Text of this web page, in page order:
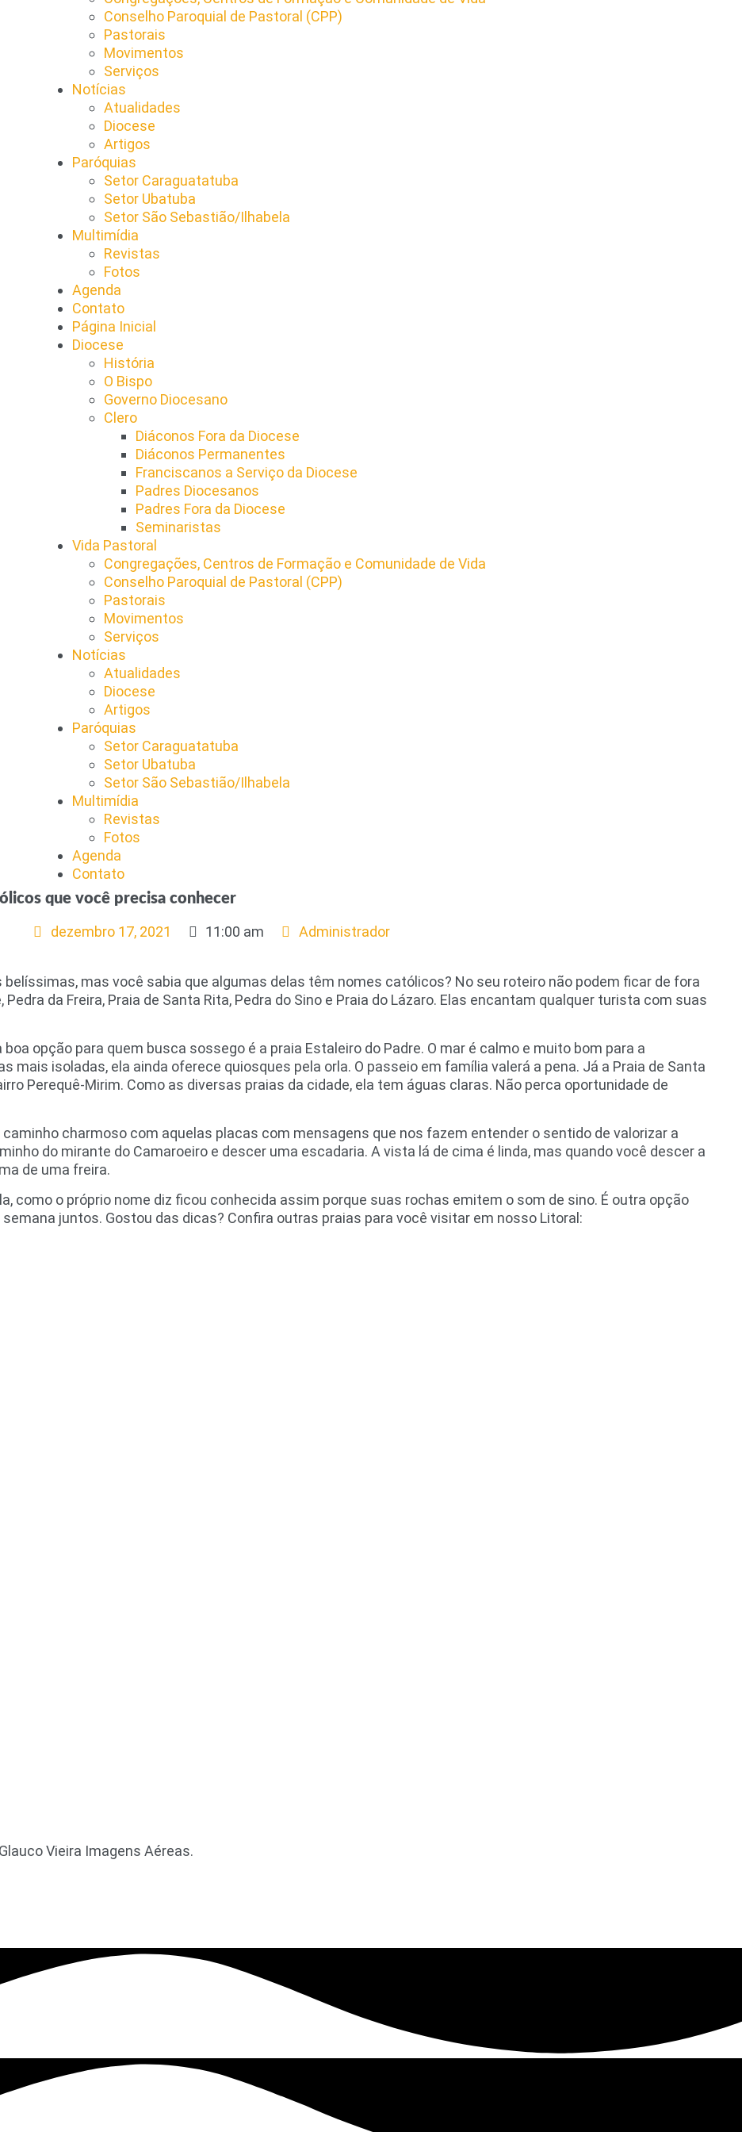
Conselho Paroquial de Pastoral (CPP)​
Pastorais
Movimentos
Serviços
Notícias
Atualidades
Diocese
Artigos
Paróquias
Setor Caraguatatuba
Setor Ubatuba
Setor São Sebastião/Ilhabela
Multimídia
Revistas
Fotos
Agenda
Contato
Página Inicial
Diocese
História
O Bispo
Governo Diocesano
Clero
Diáconos Fora da Diocese
Diáconos Permanentes
Franciscanos a Serviço da Diocese
Padres Diocesanos
Padres Fora da Diocese
Seminaristas
Vida Pastoral
Congregações, Centros de Formação e Comunidade de Vida
Conselho Paroquial de Pastoral (CPP)​
Pastorais
Movimentos
Serviços
Notícias
Atualidades
Diocese
Artigos
Paróquias
Setor Caraguatatuba
Setor Ubatuba
Setor São Sebastião/Ilhabela
Multimídia
Revistas
Fotos
Agenda
Contato
que você precisa conhecer
dezembro 17, 2021 11:00 am Administrador
belíssimas, mas você sabia que algumas delas têm nomes católicos? No seu roteiro não podem ficar de fora
da Freira, Praia de Santa Rita, Pedra do Sino e Praia do Lázaro. Elas encantam qualquer turista com suas
opção para quem busca sossego é a praia Estaleiro do Padre. O mar é calmo e muito bom para a
mais isoladas, ela ainda oferece quiosques pela orla. O passeio em família valerá a pena. Já a Praia de Santa
Perequê-Mirim. Como as diversas praias da cidade, ela tem águas claras. Não perca oportunidade de
caminho charmoso com aquelas placas com mensagens que nos fazem entender o sentido de valorizar a
do mirante do Camaroeiro e descer uma escadaria. A vista lá de cima é linda, mas quando você descer a
de uma freira.
como o próprio nome diz ficou conhecida assim porque suas rochas emitem o som de sino. É outra opção
juntos. Gostou das dicas? Confira outras praias para você visitar em nosso Litoral:
Vieira Imagens Aéreas.